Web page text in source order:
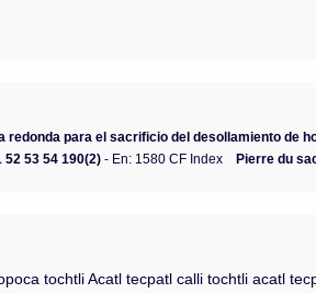
redonda para el sacrificio del desollamiento de
52 53 54 190(2) - En: 1580 CF Index Pierre du
tochtli Acatl tecpatl calli tochtli acatl